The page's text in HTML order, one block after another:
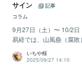
サイン
記事
コラム
9月27日（土）〜 10/2日
易経では、山風蠱（腐
いちや桜
2025/09/27 14:10